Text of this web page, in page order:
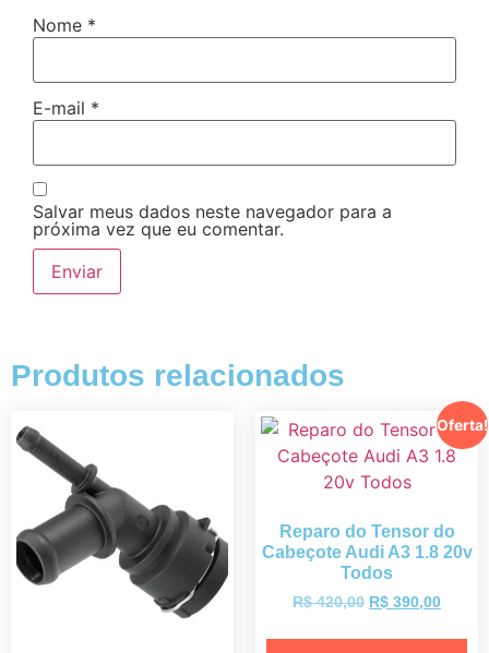
Nome *
E-mail *
Salvar meus dados neste navegador para a
próxima vez que eu comentar.
Produtos relacionados
Oferta!
Reparo do Tensor do
Cabeçote Audi A3 1.8 20v
Todos
R$420,00 R$ 390,00